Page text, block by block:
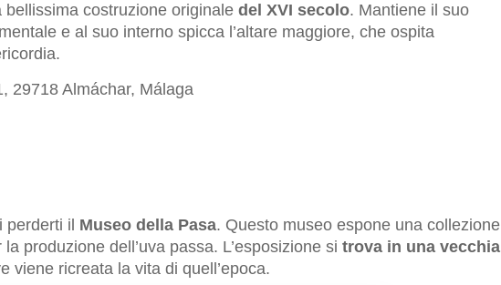
bellissima costruzione originale del XVI secolo. Mantiene il suo
e al suo interno spicca l’altare maggiore, che ospita
29718 Almáchar, Málaga
il Museo della Pasa. Questo museo espone una collezione
produzione dell’uva passa. L’esposizione si trova in una vecchia
viene ricreata la vita di quell’epoca.